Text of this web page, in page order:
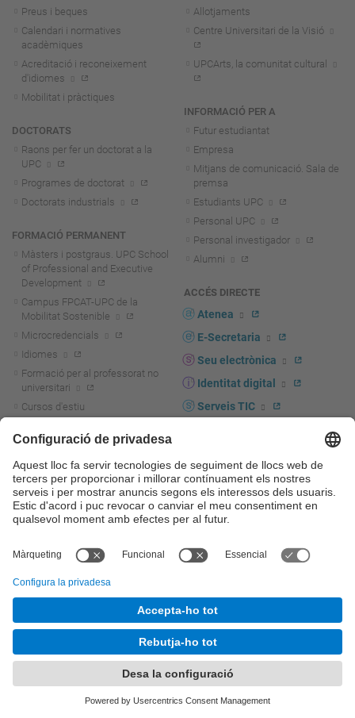
Preus i beques
Calendari i normatives
acadèmiques
Acreditació i reconeixement
d'idiomes
Mobilitat i pràctiques
DOCTORATS
Raons per fer un doctorat a la
UPC
Programes de doctorat
Doctorats industrials
FORMACIÓ PERMANENT
Màsters i postgraus. UPC School
of Professional and Executive
Development
Campus FPCAT-UPC de la
Mobilitat Sostenible
Microcredencials
Idiomes
Formació per al professorat no
universitari
Cursos d'estiu
Diploma per a més grans de 55
R+D+I
Actualitat R+D+I
La transferència, l'emprenedoria i
la innovació a la UPC
Foment i suport a la recerca
transferència, l'emprenedoria i la
innovació
Serveis Cientificotècnics
Allotjaments
Centre Universitari de la Visió
UPCArts, la comunitat cultural
INFORMACIÓ PER A
Futur estudiantat
Empresa
Mitjans de comunicació. Sala de
premsa
Estudiants UPC
Personal UPC
Personal investigador
Alumni
ACCÉS DIRECTE
Atenea
E-Secretaria
Seu electrònica
Identitat digital
Serveis TIC
Directori PDI i PTGAS
Marca corporativa
Sala de premsa
Autoprotecció i emergències